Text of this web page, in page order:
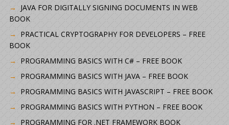
JAVA FOR DIGITALLY SIGNING DOCUMENTS IN WEB
BOOK
PRACTICAL CRYPTOGRAPHY FOR DEVELOPERS – FREE
BOOK
PROGRAMMING BASICS WITH C# – FREE BOOK
PROGRAMMING BASICS WITH JAVA – FREE BOOK
PROGRAMMING BASICS WITH JAVASCRIPT – FREE BOOK
PROGRAMMING BASICS WITH PYTHON – FREE BOOK
PROGRAMMING FOR .NET FRAMEWORK BOOK